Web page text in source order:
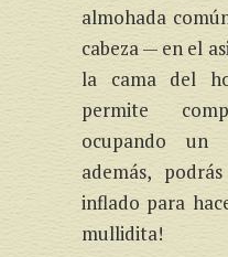
almohada
cabeza — en el
la cama del
permite
ocupando un
además,
inflado para
mullidita!